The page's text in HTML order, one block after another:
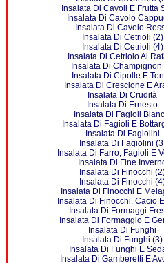
Insalata Di Cavoli E Frutta
Insalata Di Cavolo
Insalata Di Cavolo
Insalata Di Cetrioli (2)
Insalata Di Cetrioli (4)
Insalata Di Cetriolo Al
Insalata Di Champignon
Insalata Di Cipolle E
Insalata Di Crescione E
Insalata Di Crudità
Insalata Di Ernesto
Insalata Di Fagioli
Insalata Di Fagioli E
Insalata Di Fagiolini
Insalata Di Fagiolini
Insalata Di Farro, Fagioli E
Insalata Di Fine
Insalata Di Finocchi
Insalata Di Finocchi
Insalata Di Finocchi E
Insalata Di Finocchi, Cacio
Insalata Di Formaggi
Insalata Di Formaggio E
Insalata Di Funghi
Insalata Di Funghi (3)
Insalata Di Funghi E
Insalata Di Gamberetti E